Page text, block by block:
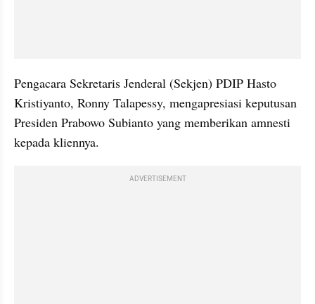
Pengacara Sekretaris Jenderal (Sekjen) PDIP Hasto
Kristiyanto, Ronny Talapessy, mengapresiasi keputusan
Presiden Prabowo Subianto yang memberikan amnesti
kepada kliennya.
ADVERTISEMENT